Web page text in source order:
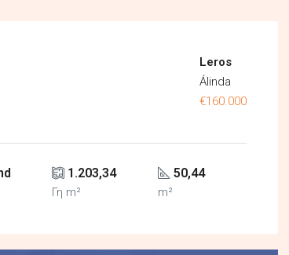
Leros
Álinda
€160.000
1.203,34
Γη m²
50,44
m²